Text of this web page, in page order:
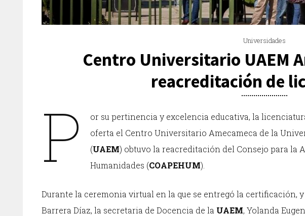
Universidades
Centro Universitario UAEM
reacreditación de
P or su pertinencia y excelencia educativa, la
oferta el Centro Universitario Amecameca de la
(UAEM) obtuvo la reacreditación del Consejo para la
Humanidades (COAPEHUM).
Durante la ceremonia virtual en la que se entregó la certificación,
Barrera Díaz, la secretaria de Docencia de la UAEM, Yolanda